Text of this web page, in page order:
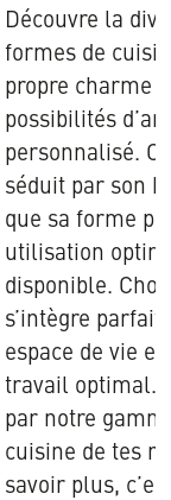
Découvre la
formes de
propre charme
possibilités
personnalisé.
séduit par son
que sa forme
utilisation
disponible.
s’intègre
espace de vie
travail optimal.
par notre
cuisine de tes
savoir plus,